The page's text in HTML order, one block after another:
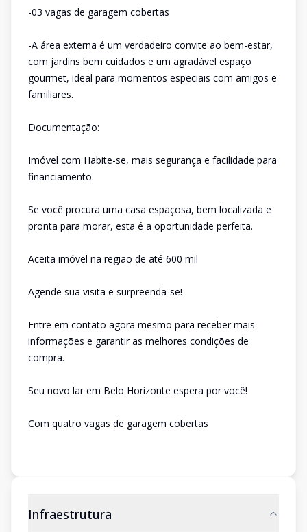
-03 vagas de garagem cobertas
-A área externa é um verdadeiro convite ao bem-estar,
com jardins bem cuidados e um agradável espaço
gourmet, ideal para momentos especiais com amigos e
familiares.
Documentação:
Imóvel com Habite-se, mais segurança e facilidade para
financiamento.
Se você procura uma casa espaçosa, bem localizada e
pronta para morar, esta é a oportunidade perfeita.
Aceita imóvel na região de até 600 mil
Agende sua visita e surpreenda-se!
Entre em contato agora mesmo para receber mais
informações e garantir as melhores condições de
compra.
Seu novo lar em Belo Horizonte espera por você!
Com quatro vagas de garagem cobertas
Infraestrutura